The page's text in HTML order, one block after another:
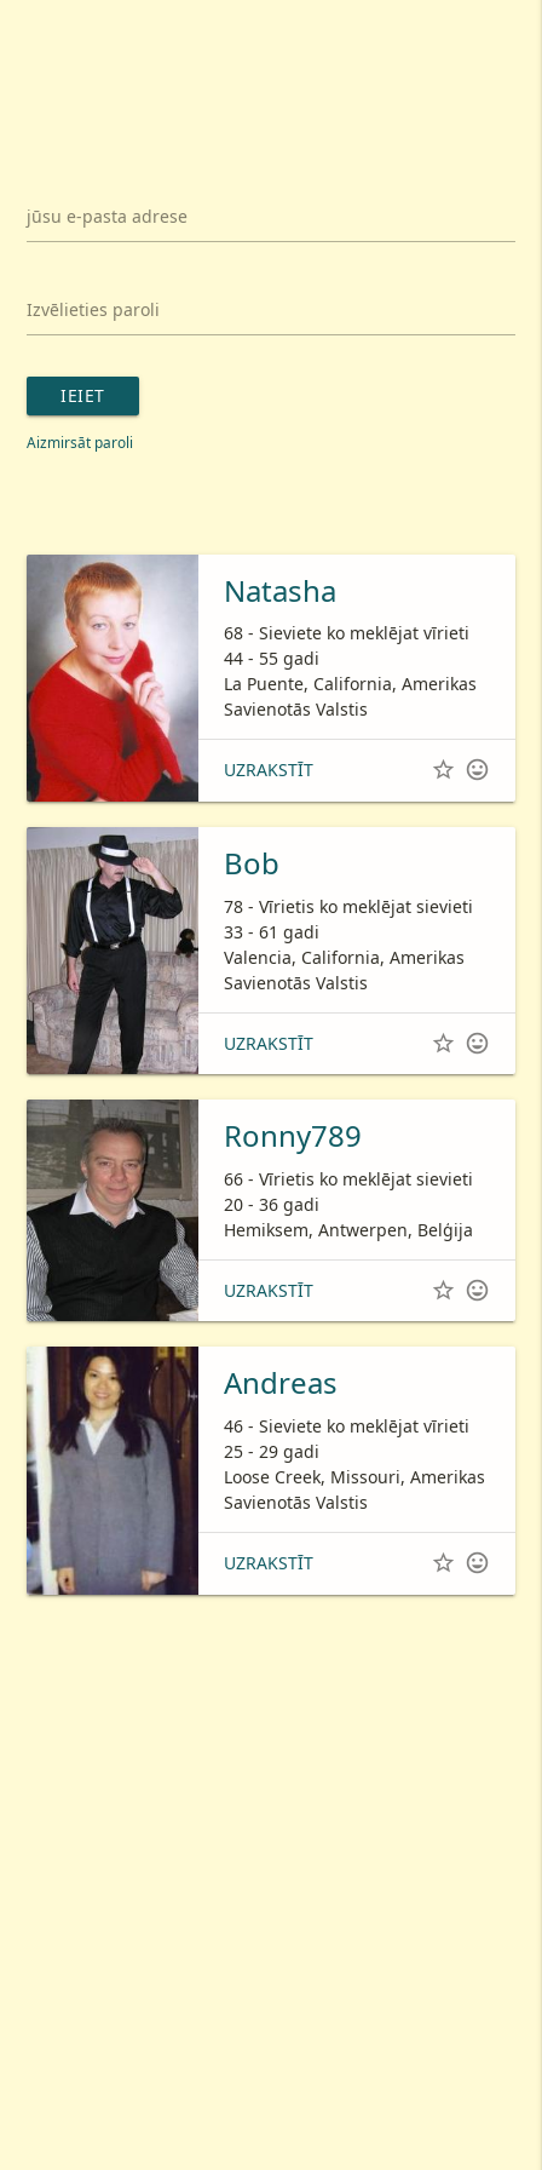
jūsu e-pasta adrese
Izvēlieties paroli
IEIET
Aizmirsāt paroli
Natasha
68 - Sieviete ko meklējat vīrieti
44 - 55 gadi
La Puente, California, Amerikas
Savienotās Valstis
UZRAKSTĪT  
Bob
78 - Vīrietis ko meklējat sievieti
33 - 61 gadi
Valencia, California, Amerikas
Savienotās Valstis
UZRAKSTĪT  
Ronny789
66 - Vīrietis ko meklējat sievieti
20 - 36 gadi
Hemiksem, Antwerpen, Belģija
UZRAKSTĪT  
Andreas
46 - Sieviete ko meklējat vīrieti
25 - 29 gadi
Loose Creek, Missouri, Amerikas
Savienotās Valstis
UZRAKSTĪT  